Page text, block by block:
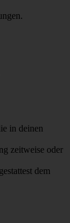
in deinen
zeitweise oder
dem